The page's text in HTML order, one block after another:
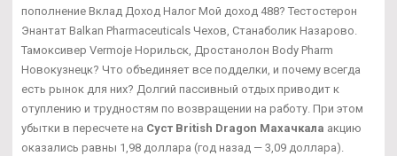
пополнение Вклад Доход Налог Мой доход 488? Тестостерон
Энантат Balkan Pharmaceuticals Чехов, Станаболик Назарово.
Тамоксивер Vermoje Норильск, Дростанолон Body Pharm
Новокузнецк? Что объединяет все подделки, и почему всегда
есть рынок для них? Долгий пассивный отдых приводит к
отуплению и трудностям по возвращении на работу. При этом
убытки в пересчете на Суст British Dragon Махачкала акцию
оказались равны 1,98 доллара (год назад — 3,09 доллара).